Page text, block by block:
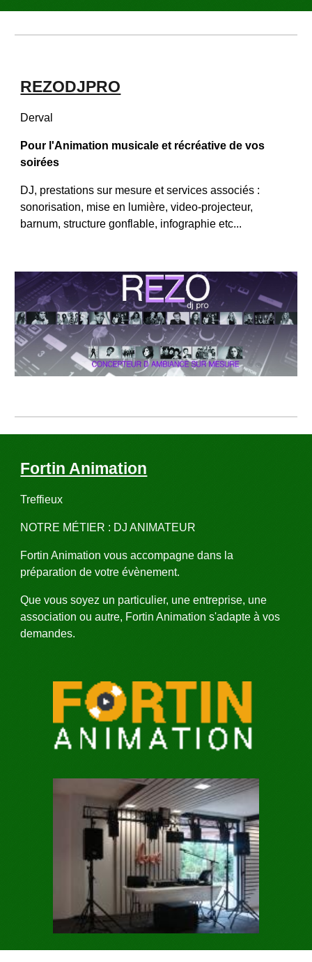
REZODJPRO
Derval
Pour l'Animation musicale et récréative de vos
soirées
DJ, prestations sur mesure et services associés :
sonorisation, mise en lumière, video-projecteur,
barnum, structure gonflable, infographie etc...
Fortin Animation
Treffieux
NOTRE MÉTIER : DJ ANIMATEUR
Fortin Animation vous accompagne dans la
préparation de votre évènement.
Que vous soyez un particulier, une entreprise, une
association ou autre, Fortin Animation s'adapte à vos
demandes.